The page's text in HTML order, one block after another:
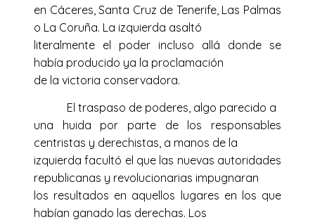
en Cáceres, Santa Cruz de Tenerife, Las Palmas
o La Coruña. La izquierda asaltó
literalmente el poder incluso allá donde se
había producido ya la proclamación
de la victoria conservadora.
El traspaso de poderes, algo parecido a
una huida por parte de los responsables
centristas y derechistas, a manos de la
izquierda facultó el que las nuevas autoridades
republicanas y revolucionarias impugnaran
los resultados en aquellos lugares en los que
habían ganado las derechas. Los